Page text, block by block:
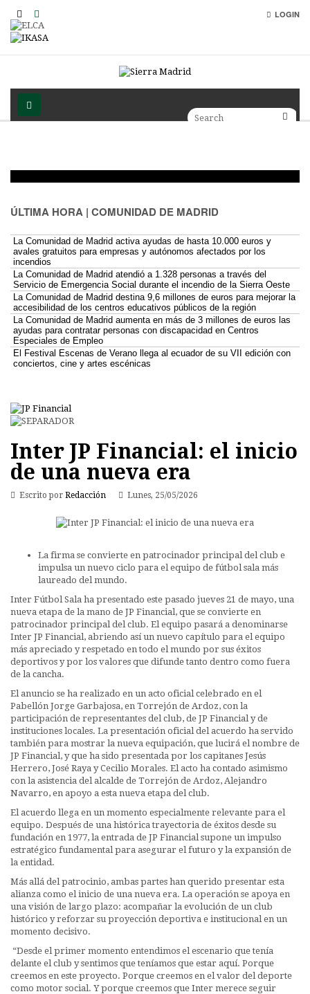
LOGIN
ÚLTIMA HORA | COMUNIDAD DE MADRID
La Comunidad de Madrid activa ayudas de hasta 10.000 euros y
avales gratuitos para empresas y autónomos afectados por los
incendios
La Comunidad de Madrid atendió a 1.328 personas a través del
Servicio de Emergencia Social durante el incendio de la Sierra Oeste
La Comunidad de Madrid destina 9,6 millones de euros para mejorar la
accesibilidad de los centros educativos públicos de la región
La Comunidad de Madrid aumenta en más de 3 millones de euros las
ayudas para contratar personas con discapacidad en Centros
Especiales de Empleo
El Festival Escenas de Verano llega al ecuador de su VII edición con
conciertos, cine y artes escénicas
Inter JP Financial: el inicio
de una nueva era
Escrito por Redacción Lunes, 25/05/2026
La firma se convierte en patrocinador principal del club e
impulsa un nuevo ciclo para el equipo de fútbol sala más
laureado del mundo.
Inter Fútbol Sala ha presentado este pasado jueves 21 de mayo, una
nueva etapa de la mano de JP Financial, que se convierte en
patrocinador principal del club. El equipo pasará a denominarse
Inter JP Financial, abriendo así un nuevo capítulo para el equipo
más apreciado y respetado en todo el mundo por sus éxitos
deportivos y por los valores que difunde tanto dentro como fuera
de la cancha.
El anuncio se ha realizado en un acto oficial celebrado en el
Pabellón Jorge Garbajosa, en Torrejón de Ardoz, con la
participación de representantes del club, de JP Financial y de
instituciones locales. La presentación oficial del acuerdo ha servido
también para mostrar la nueva equipación, que lucirá el nombre de
JP Financial, y que ha sido presentada por los capitanes Jesús
Herrero, José Raya y Cecilio Morales. El acto ha contado asimismo
con la asistencia del alcalde de Torrejón de Ardoz, Alejandro
Navarro, en apoyo a esta nueva etapa del club.
El acuerdo llega en un momento especialmente relevante para el
equipo. Después de una histórica trayectoria de éxitos desde su
fundación en 1977, la entrada de JP Financial supone un impulso
estratégico fundamental para asegurar el futuro y la expansión de
la entidad.
Más allá del patrocinio, ambas partes han querido presentar esta
alianza como el inicio de una nueva era. La operación se apoya en
una visión de largo plazo: acompañar la evolución de un club
histórico y reforzar su proyección deportiva e institucional en un
momento decisivo.
“Desde el primer momento entendimos el escenario que tenía
delante el club y sentimos que teníamos que estar aquí. Porque
creemos en este proyecto. Porque creemos en el valor del deporte
como motor social. Y porque creemos que Inter merece seguir